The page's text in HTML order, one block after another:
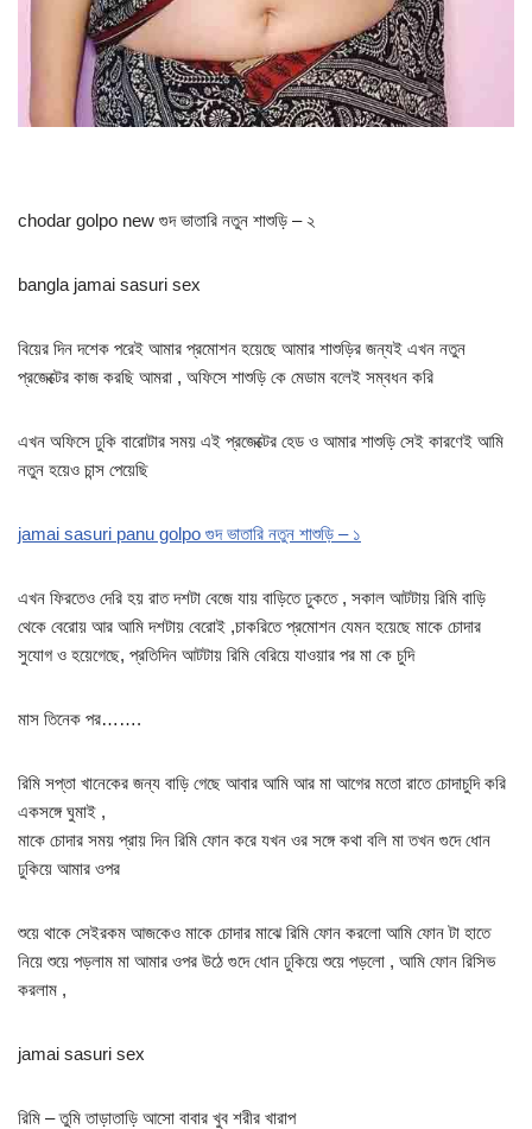
chodar golpo new গুদ ভাতারি নতুন শাশুড়ি – ২
bangla jamai sasuri sex
বিয়ের দিন দশেক পরেই আমার প্রমোশন হয়েছে আমার শাশুড়ির জন্যই এখন নতুন
প্রজেক্টের কাজ করছি আমরা , অফিসে শাশুড়ি কে মেডাম বলেই সম্বধন করি
এখন অফিসে ঢুকি বারোটার সময় এই প্রজেক্টের হেড ও আমার শাশুড়ি সেই কারণেই আমি
নতুন হয়েও চান্স পেয়েছি
jamai sasuri panu golpo গুদ ভাতারি নতুন শাশুড়ি – ১
এখন ফিরতেও দেরি হয় রাত দশটা বেজে যায় বাড়িতে ঢুকতে , সকাল আটটায় রিমি বাড়ি
থেকে বেরোয় আর আমি দশটায় বেরোই ,চাকরিতে প্রমোশন যেমন হয়েছে মাকে চোদার
সুযোগ ও হয়েগেছে, প্রতিদিন আটটায় রিমি বেরিয়ে যাওয়ার পর মা কে চুদি
মাস তিনেক পর…….
রিমি সপ্তা খানেকের জন্য বাড়ি গেছে আবার আমি আর মা আগের মতো রাতে চোদাচুদি করি
একসঙ্গে ঘুমাই ,
মাকে চোদার সময় প্রায় দিন রিমি ফোন করে যখন ওর সঙ্গে কথা বলি মা তখন গুদে ধোন
ঢুকিয়ে আমার ওপর
শুয়ে থাকে সেইরকম আজকেও মাকে চোদার মাঝে রিমি ফোন করলো আমি ফোন টা হাতে
নিয়ে শুয়ে পড়লাম মা আমার ওপর উঠে গুদে ধোন ঢুকিয়ে শুয়ে পড়লো , আমি ফোন রিসিভ
করলাম ,
jamai sasuri sex
রিমি – তুমি তাড়াতাড়ি আসো বাবার খুব শরীর খারাপ